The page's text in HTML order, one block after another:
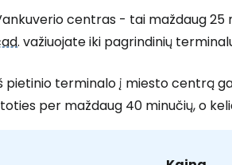
centras - tai maždaug 25
. važiuojate iki pagrindinių
pietinio terminalo į miesto centrą
per maždaug 40 minučių, o